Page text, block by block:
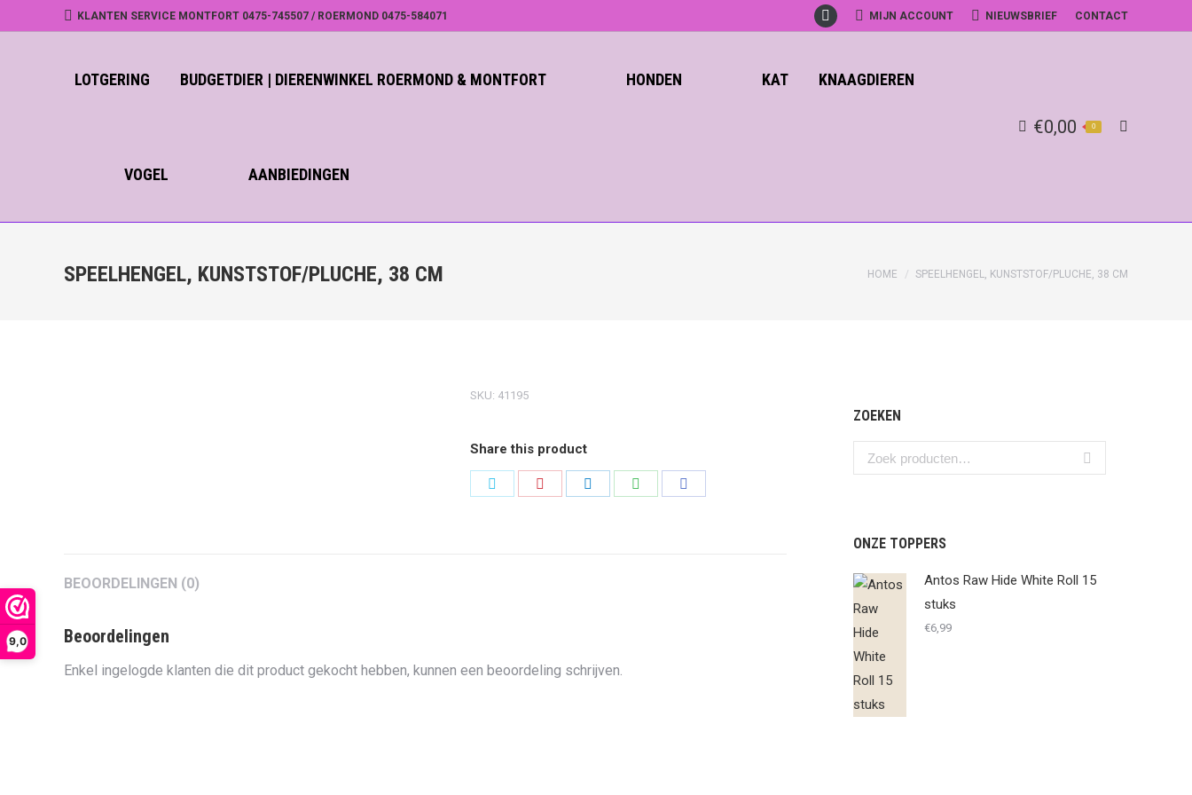
9,0
KLANTEN SERVICE MONTFORT 0475-745507 / ROERMOND 0475-584071
Facebook
MIJN ACCOUNT NIEUWSBRIEF CONTACT
LOTGERING BUDGETDIER | DIERENWINKEL ROERMOND & MONTFORT HONDEN KAT KNAAGDIEREN
VOGEL AANBIEDINGEN
€0,00 0 Search:
SPEELHENGEL, KUNSTSTOF/PLUCHE, 38 CM HOME SPEELHENGEL, KUNSTSTOF/PLUCHE, 38 CM
SKU: 41195
Share this product
BEOORDELINGEN (0)
Beoordelingen
Enkel ingelogde klanten die dit product gekocht hebben, kunnen een beoordeling schrijven.
ZOEKEN
ONZE TOPPERS
Antos Raw Hide White Roll 15
stuks
€6,99